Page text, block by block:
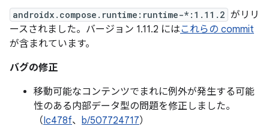
androidx.compose.runtime:runtime-*:1.11.2 がリリ
ースされました。バージョン 1.11.2 にはこれらの commit
が含まれています。
バグの修正
移動可能なコンテンツでまれに例外が発生する可能
性のある内部データ型の問題を修正しました。
（Ic478f、 b/507724717）